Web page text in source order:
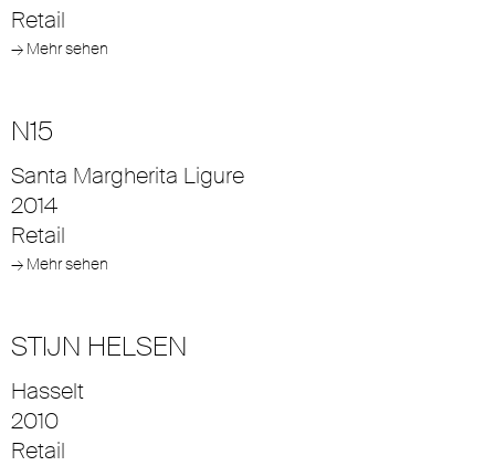
Retail
→ Mehr sehen
N15
Santa Margherita Ligure
2014
Retail
→ Mehr sehen
STIJN HELSEN
Hasselt
2010
Retail